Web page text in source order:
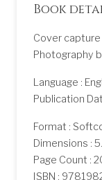
Book
Cover
Photography
Language :
Publication
Format :
Dimensions :
Page Count :
ISBN :